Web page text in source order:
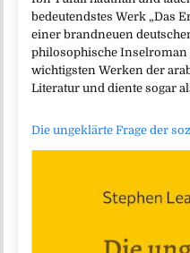
bedeutendstes Werk „Das
einer brandneuen
philosophische Inselroman
wichtigsten Werken der
Literatur und diente sogar
Die ungeklärte Frage der